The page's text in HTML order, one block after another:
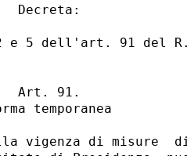
Decreta:
e 5 dell'art. 91 del
Art. 91.
temporanea
vigenza di misure